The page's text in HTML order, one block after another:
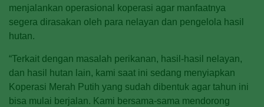
menjalankan operasional koperasi agar manfaatnya
segera dirasakan oleh para nelayan dan pengelola hasil
hutan.
“Terkait dengan masalah perikanan, hasil-hasil nelayan,
dan hasil hutan lain, kami saat ini sedang menyiapkan
Koperasi Merah Putih yang sudah dibentuk agar tahun ini
bisa mulai berjalan. Kami bersama-sama mendorong